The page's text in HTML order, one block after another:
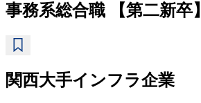
事務系総合職 【第二新卒】
関西大手インフラ企業